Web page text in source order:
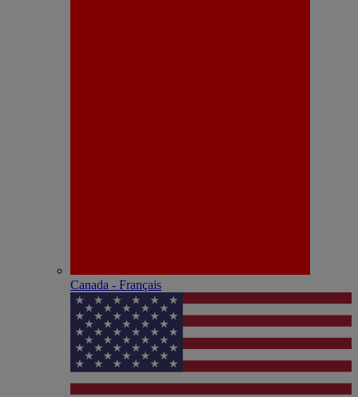
Canada - Français